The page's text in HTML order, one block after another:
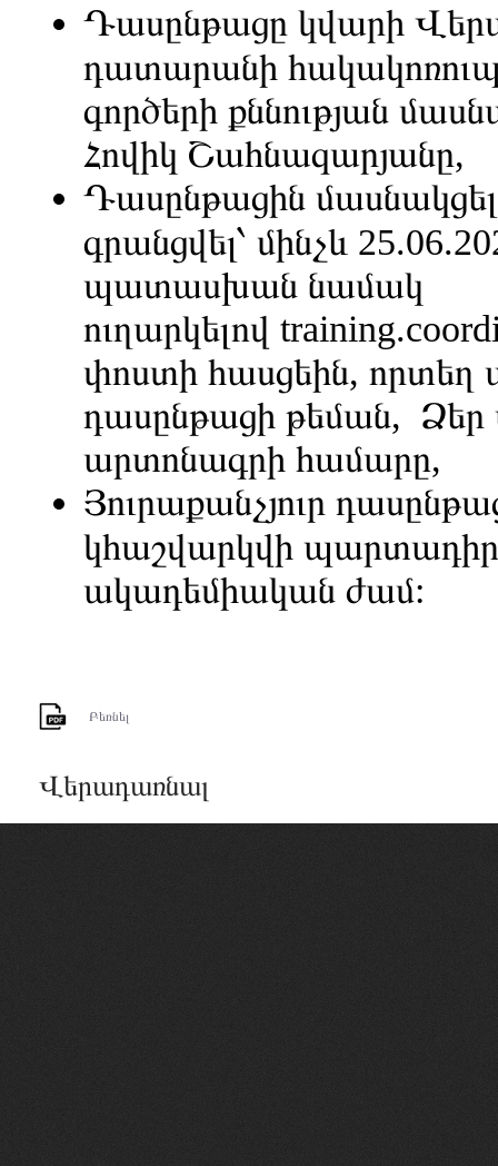
Դասընթացը կվարի
դատարանի
գործերի քննության
Հովիկ Շահնազարյանը,
Դասընթացին
գրանցվել՝ մինչև
պատասխան նամակ
ուղարկելով
փոստի հասցեին, որտեղ
դասընթացի թեման, Ձեր
արտոնագրի համարը,
Յուրաքանչյուր
կհաշվարկվի
ակադեմիական ժամ:
Բեռնել
Վերադառնալ